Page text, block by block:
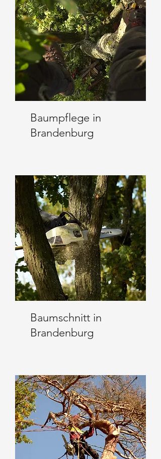
Baumpflege in
Brandenburg
Baumschnitt in
Brandenburg